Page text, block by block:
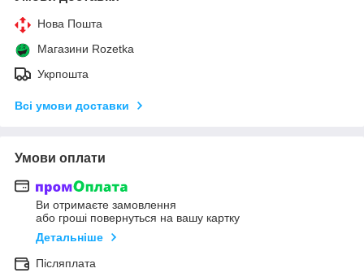
Нова Пошта
Магазини Rozetka
Укрпошта
Всі умови доставки
Умови оплати
Ви отримаєте замовлення
або гроші повернуться на вашу картку
Детальніше
Післяплата